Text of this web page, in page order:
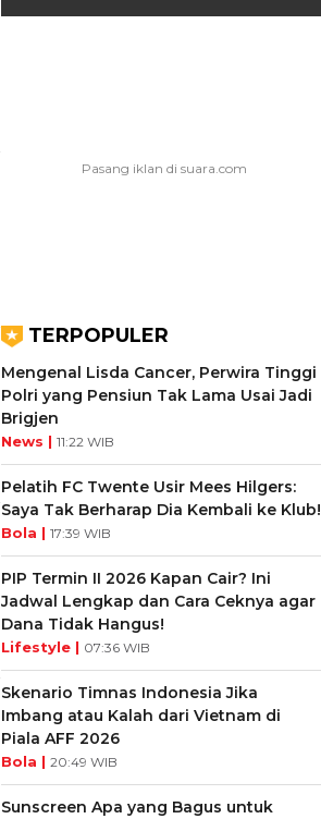
TERPOPULER
Mengenal Lisda Cancer, Perwira Tinggi
Polri yang Pensiun Tak Lama Usai Jadi
Brigjen
News | 11:22 WIB
Pelatih FC Twente Usir Mees Hilgers:
Saya Tak Berharap Dia Kembali ke Klub!
Bola | 17:39 WIB
PIP Termin II 2026 Kapan Cair? Ini
Jadwal Lengkap dan Cara Ceknya agar
Dana Tidak Hangus!
Lifestyle | 07:36 WIB
Skenario Timnas Indonesia Jika
Imbang atau Kalah dari Vietnam di
Piala AFF 2026
Bola | 20:49 WIB
Sunscreen Apa yang Bagus untuk